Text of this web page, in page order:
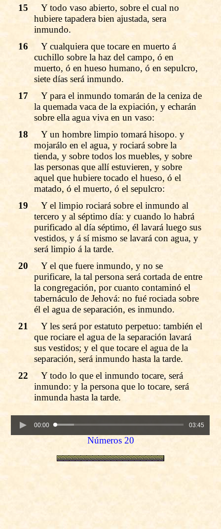
15
Y todo vaso abierto, sobre el cual no
hubiere tapadera bien ajustada, sera
inmundo.
16
Y cualquiera que tocare en muerto á
cuchillo sobre la haz del campo, ó en
muerto, ó en hueso humano, ó en sepulcro,
siete días será inmundo.
17
Y para el inmundo tomarán de la ceniza de
la quemada vaca de la expiación, y echarán
sobre ella agua viva en un vaso:
18
Y un hombre limpio tomará hisopo. y
mojarálo en el agua, y rociará sobre la
tienda, y sobre todos los muebles, y sobre
las personas que allí estuvieren, y sobre
aquel que hubiere tocado el hueso, ó el
matado, ó el muerto, ó el sepulcro:
19
Y el limpio rociará sobre el inmundo al
tercero y al séptimo día: y cuando lo habrá
purificado al día séptimo, él lavará luego sus
vestidos, y á sí mismo se lavará con agua, y
será limpio á la tarde.
20
Y el que fuere inmundo, y no se
purificare, la tal persona será cortada de entre
la congregación, por cuanto contaminó el
tabernáculo de Jehová: no fué rociada sobre
él el agua de separación, es inmundo.
21
Y les será por estatuto perpetuo: también el
que rociare el agua de la separación lavará
sus vestidos; y el que tocare el agua de la
separación, será inmundo hasta la tarde.
22
Y todo lo que el inmundo tocare, será
inmundo: y la persona que lo tocare, será
inmunda hasta la tarde.
00:00 03:45
Números 20